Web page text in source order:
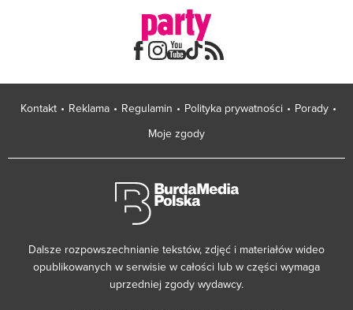
Kontakt Reklama Regulamin Polityka prywatności
Porady
Moje zgody
Dalsze rozpowszechnianie tekstów, zdjęć i materiałów wideo
opublikowanych w serwisie w całości lub w części wymaga
uprzedniej zgody wydawcy.